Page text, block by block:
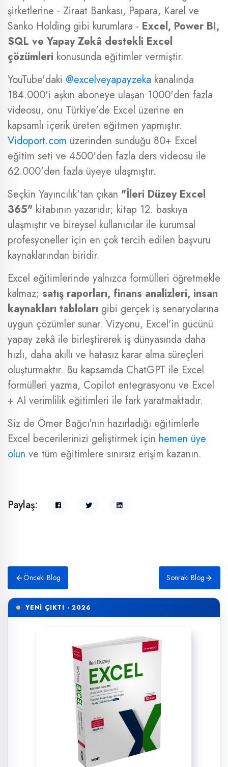
şirketlerine - Ziraat Bankası, Papara, Karel ve
Sanko Holding gibi kurumlara - Excel, Power BI,
SQL ve Yapay Zekâ destekli Excel
çözümleri konusunda eğitimler vermiştir.
YouTube'daki @excelveyapayzeka kanalında
184.000'i aşkın aboneye ulaşan 1000'den fazla
videosu, onu Türkiye'de Excel üzerine en
kapsamlı içerik üreten eğitmen yapmıştır.
Vidoport.com üzerinden sunduğu 80+ Excel
eğitim seti ve 4500'den fazla ders videosu ile
62.000'den fazla üyeye ulaşmıştır.
Seçkin Yayıncılık'tan çıkan "İleri Düzey Excel
365" kitabının yazarıdır; kitap 12. baskıya
ulaşmıştır ve bireysel kullanıcılar ile kurumsal
profesyoneller için en çok tercih edilen başvuru
kaynaklarından biridir.
Excel eğitimlerinde yalnızca formülleri öğretmekle
kalmaz; satış raporları, finans analizleri, insan
kaynakları tabloları gibi gerçek iş senaryolarına
uygun çözümler sunar. Vizyonu, Excel'in gücünü
yapay zekâ ile birleştirerek iş dünyasında daha
hızlı, daha akıllı ve hatasız karar alma süreçleri
oluşturmaktır. Bu kapsamda ChatGPT ile Excel
formülleri yazma, Copilot entegrasyonu ve Excel
+ AI verimlilik eğitimleri ile fark yaratmaktadır.
Siz de Ömer Bağcı'nın hazırladığı eğitimlerle
Excel becerilerinizi geliştirmek için hemen üye
olun ve tüm eğitimlere sınırsız erişim kazanın.
Paylaş:
Önceki Blog Sonraki Blog
YENİ ÇIKTI · 2026